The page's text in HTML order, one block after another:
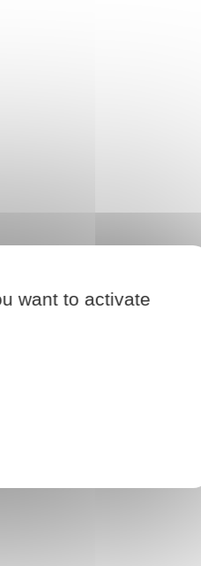
want to activate